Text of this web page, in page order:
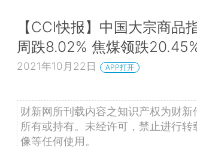
【CCI快报】中国大宗商品
周跌8.02% 焦煤领跌
2021年10月22日 APP打开
财新网所刊载内容之知识产权为财
所有或持有。未经许可，禁止进行
像等任何使用。